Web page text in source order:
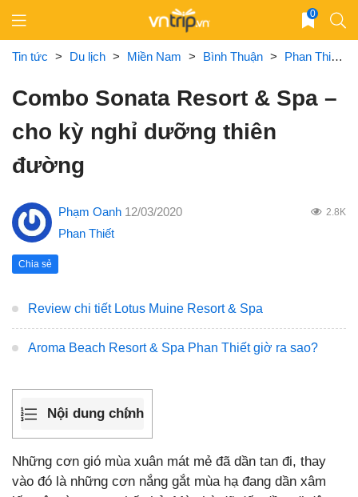
content
0
Tin tức > Du lịch > Miền Nam > Bình Thuận > Phan Thiết
Combo Sonata Resort & Spa –
cho kỳ nghỉ dưỡng thiên
đường
Phạm Oanh 12/03/2020 2.8K
Phan Thiết
Chia sẻ
Review chi tiết Lotus Muine Resort & Spa
Aroma Beach Resort & Spa Phan Thiết giờ ra sao?
Nội dung chính
Những cơn gió mùa xuân mát mẻ đã dần tan đi, thay
vào đó là những cơn nắng gắt mùa hạ đang dần xâm